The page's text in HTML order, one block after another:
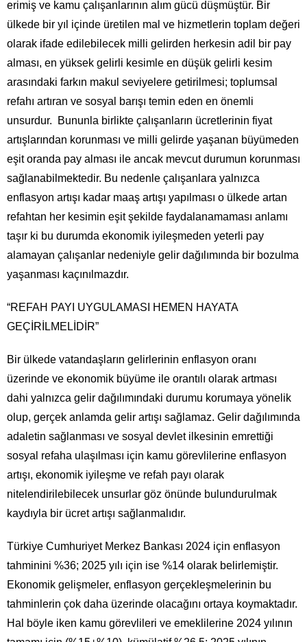
erimiş ve kamu çalışanlarının alım gücü düşmüştür. Bir
ülkede bir yıl içinde üretilen mal ve hizmetlerin toplam değeri
olarak ifade edilebilecek milli gelirden herkesin adil bir pay
alması, en yüksek gelirli kesimle en düşük gelirli kesim
arasındaki farkın makul seviyelere getirilmesi; toplumsal
refahı artıran ve sosyal barışı temin eden en önemli
unsurdur. Bununla birlikte çalışanların ücretlerinin fiyat
artışlarından korunması ve milli gelirde yaşanan büyümeden
eşit oranda pay alması ile ancak mevcut durumun korunması
sağlanabilmektedir. Bu nedenle çalışanlara yalnızca
enflasyon artışı kadar maaş artışı yapılması o ülkede artan
refahtan her kesimin eşit şekilde faydalanamaması anlamı
taşır ki bu durumda ekonomik iyileşmeden yeterli pay
alamayan çalışanlar nedeniyle gelir dağılımında bir bozulma
yaşanması kaçınılmazdır.
“REFAH PAYI UYGULAMASI HEMEN HAYATA
GEÇİRİLMELİDİR”
Bir ülkede vatandaşların gelirlerinin enflasyon oranı
üzerinde ve ekonomik büyüme ile orantılı olarak artması
dahi yalnızca gelir dağılımındaki durumu korumaya yönelik
olup, gerçek anlamda gelir artışı sağlamaz. Gelir dağılımında
adaletin sağlanması ve sosyal devlet ilkesinin emrettiği
sosyal refaha ulaşılması için kamu görevlilerine enflasyon
artışı, ekonomik iyileşme ve refah payı olarak
nitelendirilebilecek unsurlar göz önünde bulundurulmak
kaydıyla bir ücret artışı sağlanmalıdır.
Türkiye Cumhuriyet Merkez Bankası 2024 için enflasyon
tahminini %36; 2025 yılı için ise %14 olarak belirlemiştir.
Ekonomik gelişmeler, enflasyon gerçekleşmelerinin bu
tahminlerin çok daha üzerinde olacağını ortaya koymaktadır.
Hal böyle iken kamu görevlileri ve emeklilerine 2024 yılının